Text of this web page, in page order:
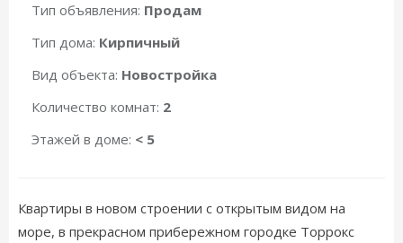
Тип объявления: Продам
Тип дома: Кирпичный
Вид объекта: Новостройка
Количество комнат: 2
Этажей в доме: < 5
Квартиры в новом строении с открытым видом на
море, в прекрасном прибережном городке Торрокс